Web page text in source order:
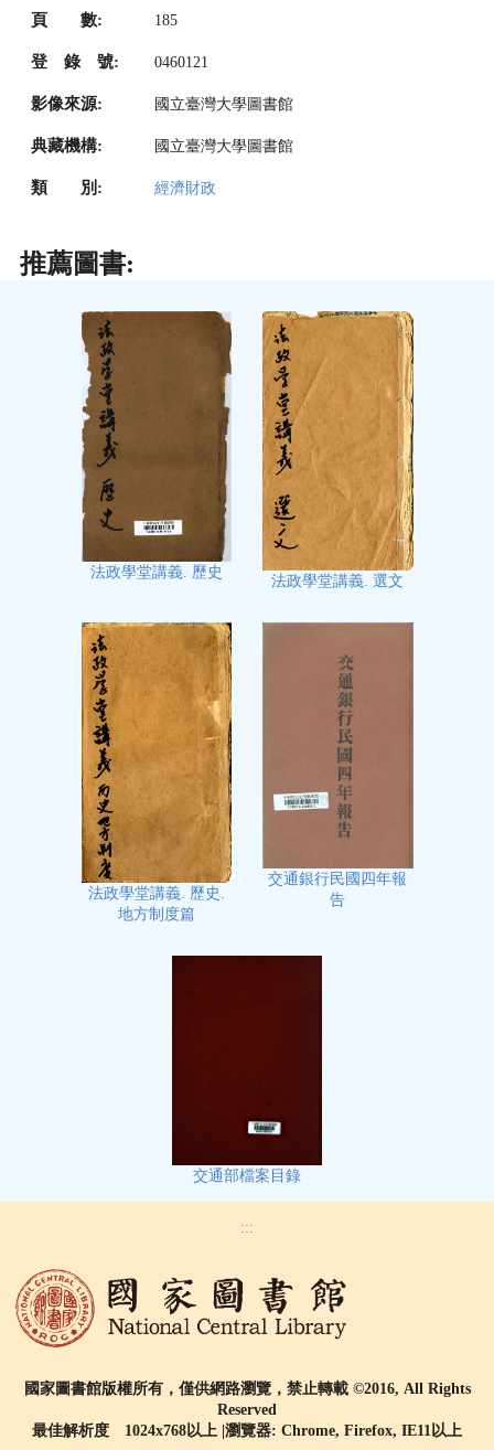
頁 數: 185
登 錄 號: 0460121
影像來源: 國立臺灣大學圖書館
典藏機構: 國立臺灣大學圖書館
類 別: 經濟財政
推薦圖書:
法政學堂講義. 歷史
法政學堂講義. 選文
法政學堂講義. 歷史.
地方制度篇
交通銀行民國四年報
告
交通部檔案目錄
:::
國家圖書館版權所有，僅供網路瀏覽，禁止轉載 ©2016, All Rights
Reserved
最佳解析度 1024x768以上 |瀏覽器: Chrome, Firefox, IE11以上